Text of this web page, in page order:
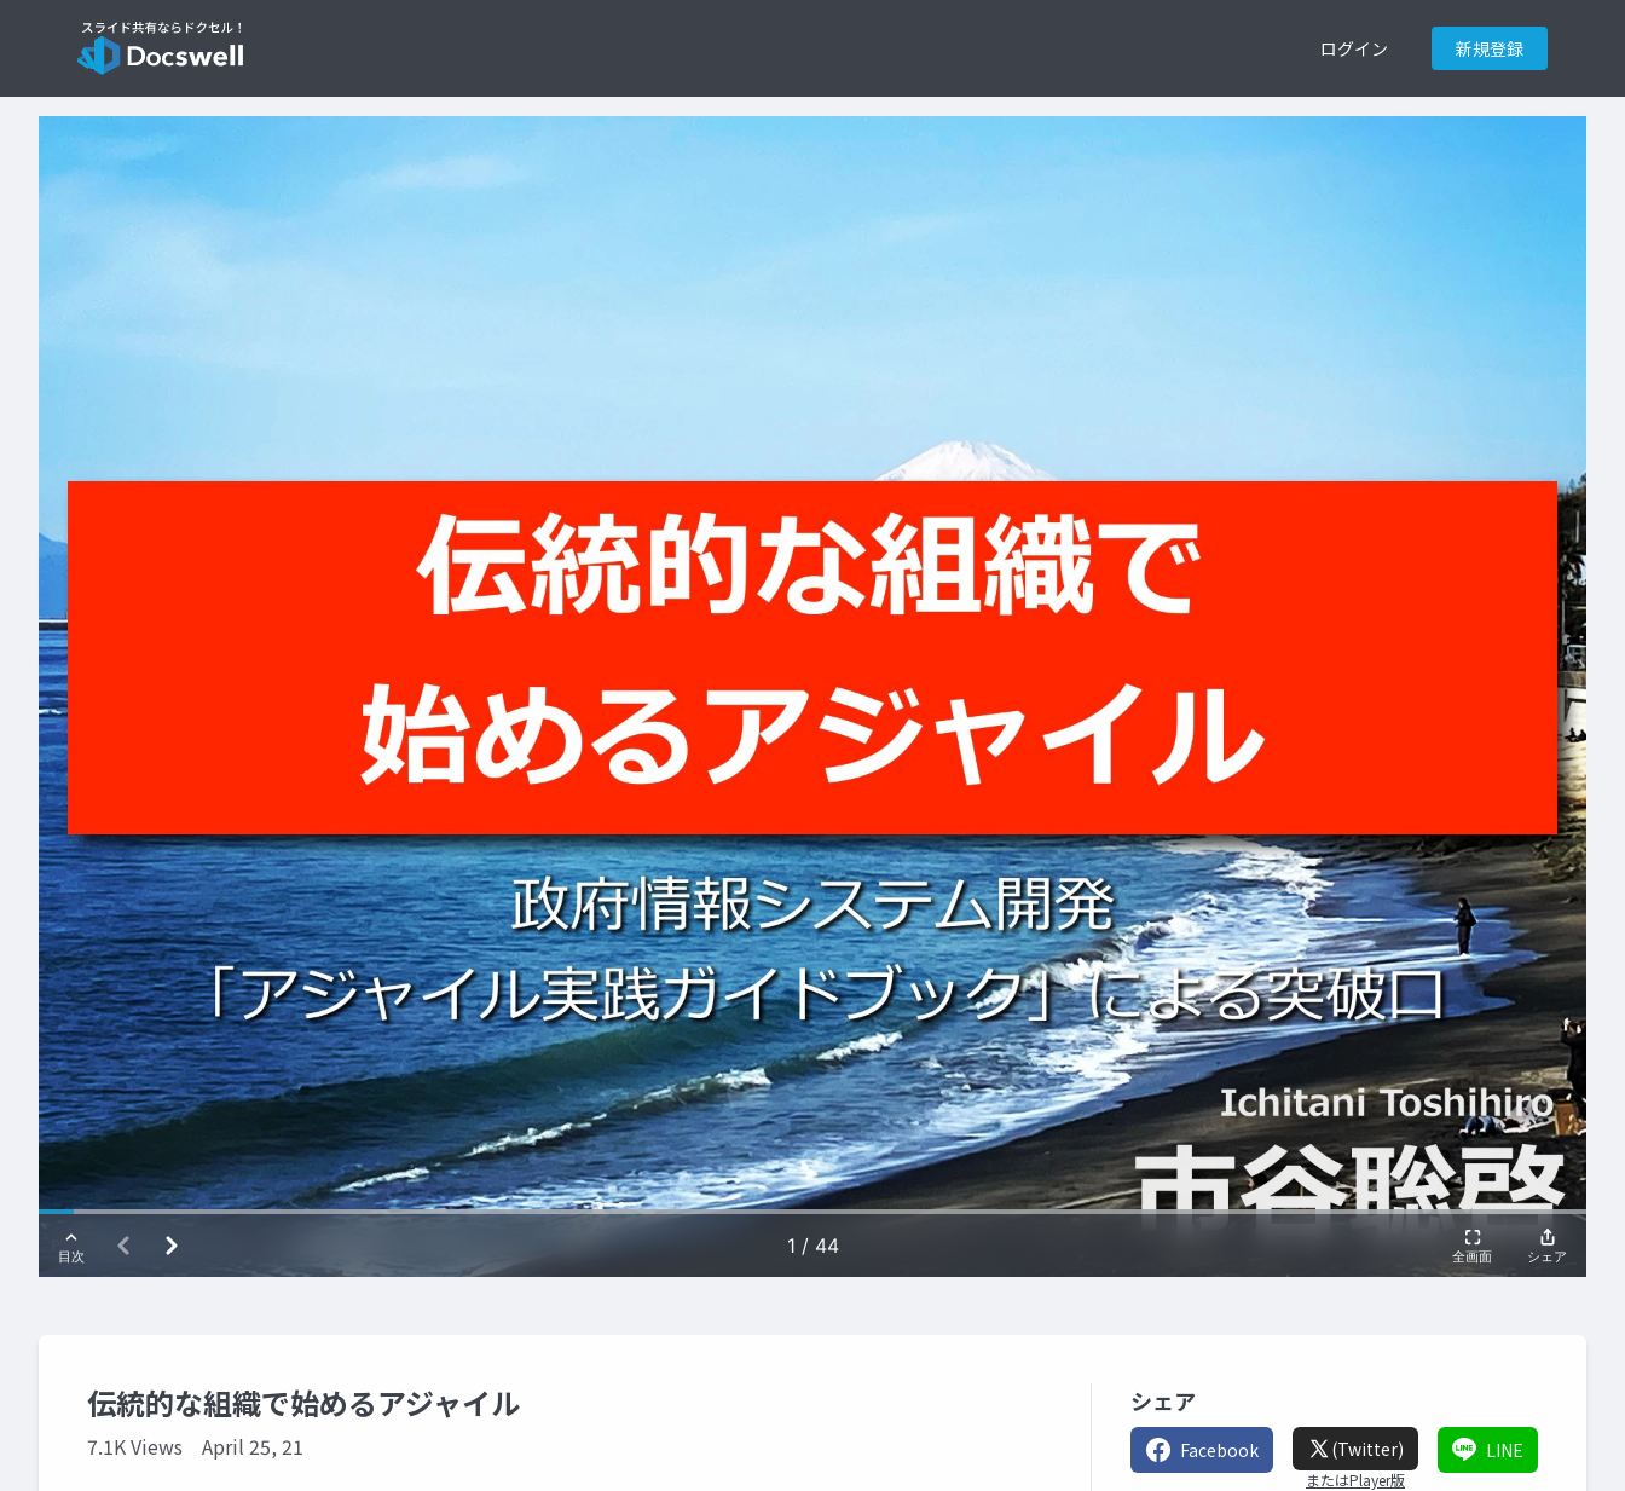
ログイン 新規登録
伝統的な組織で始めるアジャイル
7.1K Views April 25, 21
シェア
Facebook (Twitter)
またはPlayer版
LINE